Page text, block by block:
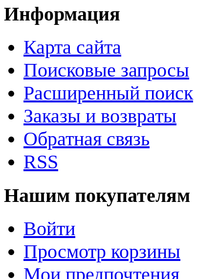
Информация
Карта сайта
Поисковые запросы
Расширенный поиск
Заказы и возвраты
Обратная связь
RSS
Нашим покупателям
Войти
Просмотр корзины
Мои предпочтения